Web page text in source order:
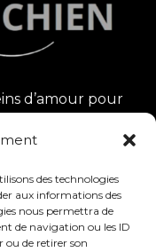
des technologies
aux informations des
nous permettra de
de navigation ou les ID
ou de retirer son
d’amour pour